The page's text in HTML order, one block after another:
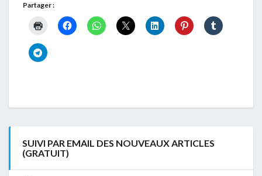
Partager :
SUIVI PAR EMAIL DES NOUVEAUX ARTICLES
(GRATUIT)